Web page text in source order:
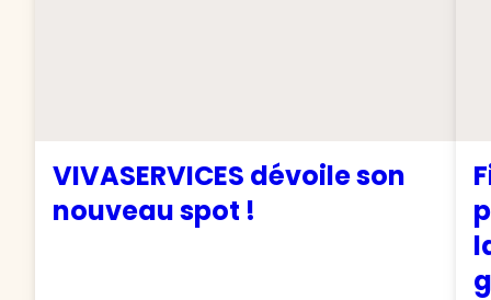
VIVASERVICES dévoile son
nouveau spot !